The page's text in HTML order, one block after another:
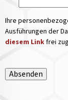
Ihre
Ausführungen der
diesem Linkfrei
Absenden